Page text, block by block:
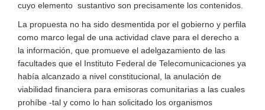
cuyo elemento sustantivo son precisamente los contenidos.
La propuesta no ha sido desmentida por el gobierno y perfila
como marco legal de una actividad clave para el derecho a
la información, que promueve el adelgazamiento de las
facultades que el Instituto Federal de Telecomunicaciones ya
había alcanzado a nivel constitucional, la anulación de
viabilidad financiera para emisoras comunitarias a las cuales
prohíbe -tal y como lo han solicitado los organismos